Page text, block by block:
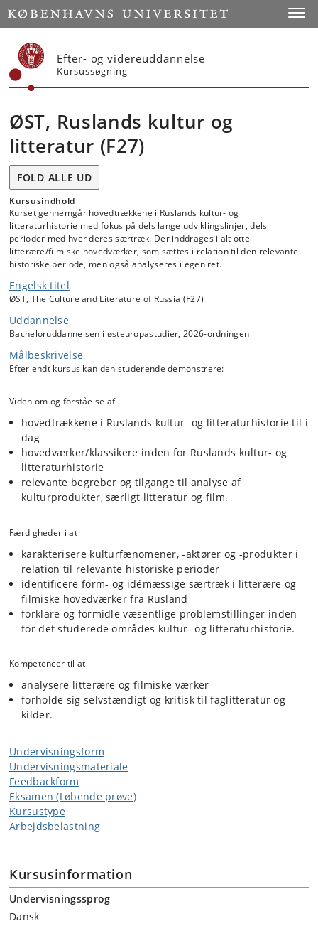
Start
Efter- og videreuddannelse
Kursussøgning
ØST, Ruslands kultur og
litteratur (F27)
FOLD ALLE UD
Kursusindhold
Kurset gennemgår hovedtrækkene i Ruslands kultur- og
litteraturhistorie med fokus på dels lange udviklingslinjer, dels
perioder med hver deres særtræk. Der inddrages i alt otte
litterære/filmiske hovedværker, som sættes i relation til den relevante
historiske periode, men også analyseres i egen ret.
Engelsk titel
ØST, The Culture and Literature of Russia (F27)
Uddannelse
Bacheloruddannelsen i østeuropastudier, 2026-ordningen
Målbeskrivelse
Efter endt kursus kan den studerende demonstrere:
Viden om og forståelse af
hovedtrækkene i Ruslands kultur- og litteraturhistorie til i
dag
hovedværker/klassikere inden for Ruslands kultur- og
litteraturhistorie
relevante begreber og tilgange til analyse af
kulturprodukter, særligt litteratur og film.
Færdigheder i at
karakterisere kulturfænomener, -aktører og -produkter i
relation til relevante historiske perioder
identificere form- og idémæssige særtræk i litterære og
filmiske hovedværker fra Rusland
forklare og formidle væsentlige problemstillinger inden
for det studerede områdes kultur- og litteraturhistorie.
Kompetencer til at
analysere litterære og filmiske værker
forholde sig selvstændigt og kritisk til faglitteratur og
kilder.
Undervisningsform
Undervisningsmateriale
Feedbackform
Eksamen (Løbende prøve)
Kursustype
Arbejdsbelastning
Kursusinformation
Undervisningssprog
Dansk